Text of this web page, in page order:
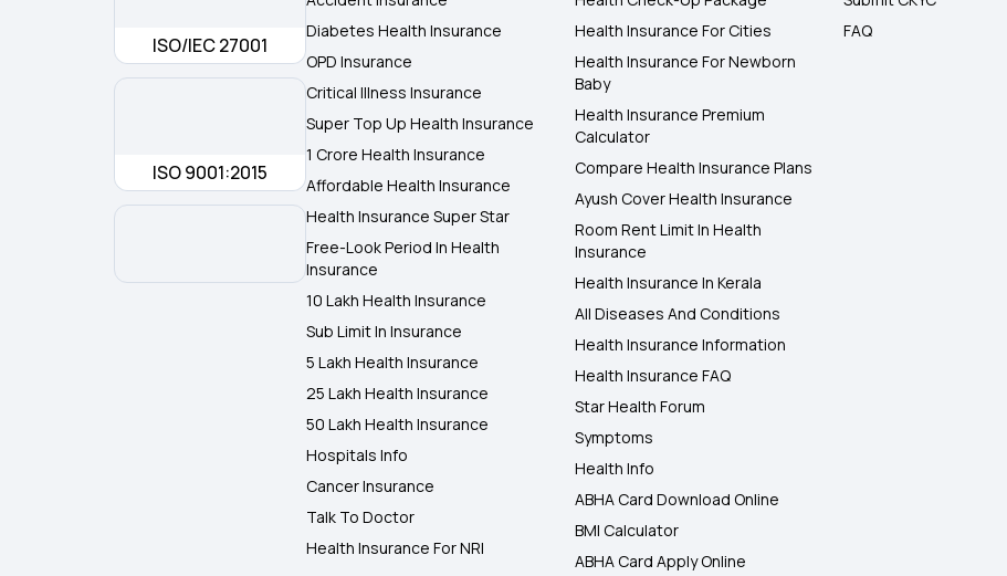
ISO/IEC 27001
ISO 9001:2015
Diabetes Health Insurance
OPD Insurance
Critical Illness Insurance
Super Top Up Health Insurance
1 Crore Health Insurance
Affordable Health Insurance
Health Insurance Super Star
Free-Look Period In Health
Insurance
10 Lakh Health Insurance
Sub Limit In Insurance
5 Lakh Health Insurance
25 Lakh Health Insurance
50 Lakh Health Insurance
Hospitals Info
Cancer Insurance
Talk To Doctor
Health Insurance For NRI
Health Insurance For Cities
Health Insurance For Newborn
Baby
Health Insurance Premium
Calculator
Compare Health Insurance Plans
Ayush Cover Health Insurance
Room Rent Limit In Health
Insurance
Health Insurance In Kerala
All Diseases And Conditions
Health Insurance Information
Health Insurance FAQ
Star Health Forum
Symptoms
Health Info
ABHA Card Download Online
BMI Calculator
ABHA Card Apply Online
FAQ